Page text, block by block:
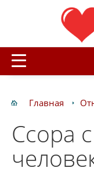
Главная
Ссора